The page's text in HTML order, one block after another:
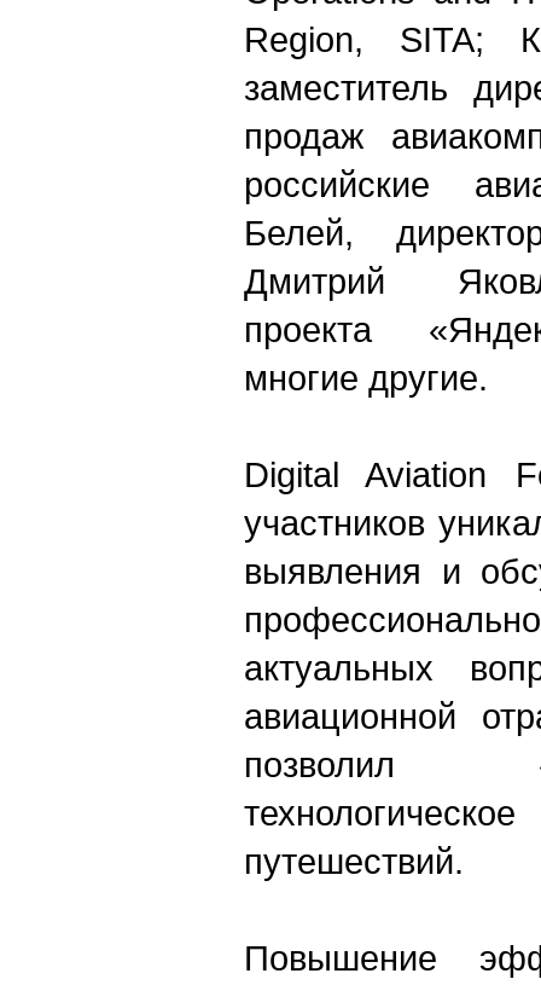
Region, SITA;
заместитель
продаж
российские
Белей,
Дмитрий
проекта
многие другие.
Digital Aviation
участников
выявления и
актуальных
авиационной
позволил
путешествий.
Повышение